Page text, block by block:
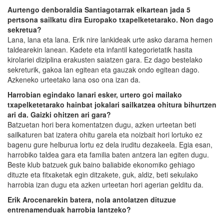
Aurtengo denboraldia Santiagotarrak elkartean jada 5
pertsona sailkatu dira Europako txapelketetarako. Non dago
sekretua?
Lana, lana eta lana. Erik nire lankideak urte asko darama hemen
taldearekin lanean. Kadete eta infantil kategorietatik hasita
kirolariei diziplina erakusten saiatzen gara. Ez dago bestelako
sekreturik, gakoa lan egitean eta gauzak ondo egitean dago.
Azkeneko urteetako lana oso ona izan da.
Harrobian egindako lanari esker, urtero goi mailako
txapelketetarako hainbat jokalari sailkatzea ohitura bihurtzen
ari da. Gaizki ohitzen ari gara?
Batzuetan hori bera komentatzen dugu, azken urteetan beti
sailkaturen bat izatera ohitu garela eta noizbait hori lortuko ez
bagenu gure helburua lortu ez dela iruditu dezakeela. Egia esan,
harrobiko taldea gara eta familia baten antzera lan egiten dugu.
Beste klub batzuek guk baino baliabide ekonomiko gehiago
dituzte eta fitxaketak egin ditzakete, guk, aldiz, beti sekulako
harrobia izan dugu eta azken urteetan hori agerian gelditu da.
Erik Arocenarekin batera, nola antolatzen dituzue
entrenamenduak harrobia lantzeko?